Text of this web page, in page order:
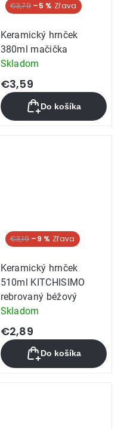
€3,79 –5 %
Keramický hrnček
380ml mačička
Skladom
€3,59
Do košíka
€3,19 –9 %
Keramický hrnček
510ml KITCHISIMO
rebrovaný béžový
Skladom
€2,89
Do košíka